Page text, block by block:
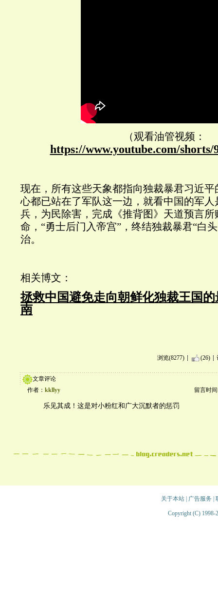
（观看油管视频：
https://www.youtube.com/shorts/
现在，所有这些天象都指向独裁暴君习近
心都已站在了军队这一边，就看中国的军
兵，为民除害，完成《推背图》天道预言所
命，“勇士后门入帝宫”，终结独裁暴君“白
治。
相关博文：
拯救中国避免走向朝鲜化独裁王国
南
浏览(8277) (26)
文章评论
作者： kkllyy 留言时间
乐见其成！这是对小粉红和广大沉默者的惩罚
关于本站| 广告服务
Copyright (C) 1998-